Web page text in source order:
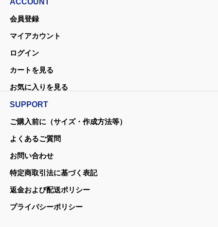
ACCOUNT
会員登録
マイアカウント
ログイン
カートを見る
お気に入りを見る
SUPPORT
ご購入前に（サイズ・作成方法等）
よくあるご質問
お問い合わせ
特定商取引法に基づく表記
返金および配送ポリシー
プライバシーポリシー